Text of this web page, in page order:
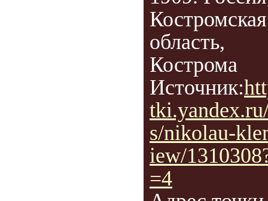
Костромская
область,
Кострома
Источник:
s/nikolau-
iew/
=4